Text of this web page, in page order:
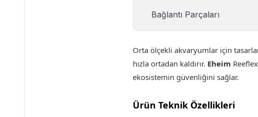
Bağlantı Parçaları
Orta ölçekli akvaryumlar için
hızla ortadan kaldırır. Eheim
ekosistemin güvenliğini sağlar.
Ürün Teknik Özellikleri